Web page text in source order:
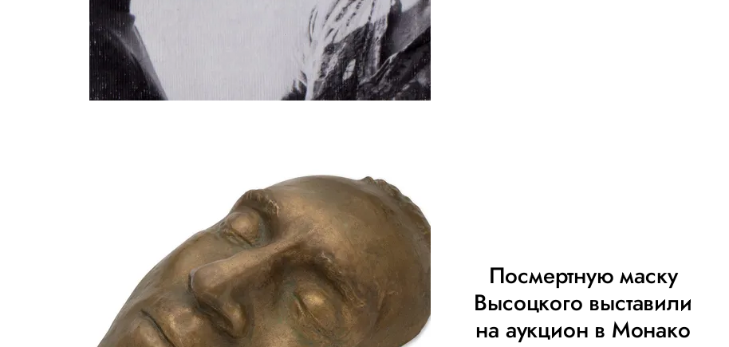
Посмертную маску
Высоцкого выставили
на аукцион в Монако